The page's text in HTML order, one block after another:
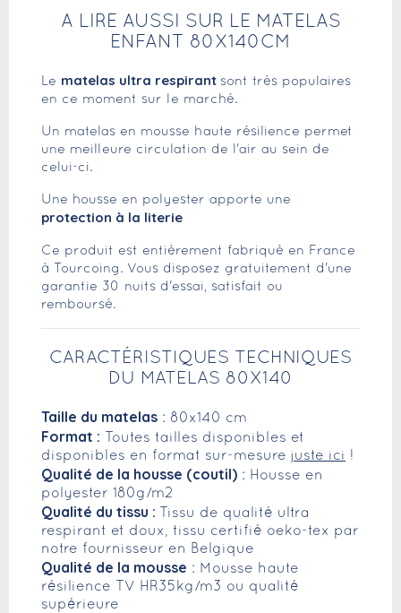
A LIRE AUSSI SUR LE MATELAS
ENFANT 80X140CM
Le matelas ultra respirant sont très populaires
en ce moment sur le marché.
Un matelas en mousse haute résilience permet
une meilleure circulation de l'air au sein de
celui-ci.
Une housse en polyester apporte une
protection à la literie
Ce produit est entièrement fabriqué en France
à Tourcoing. Vous disposez gratuitement d'une
garantie 30 nuits d'essai, satisfait ou
remboursé.
CARACTÉRISTIQUES TECHNIQUES
DU MATELAS 80X140
Taille du matelas : 80x140 cm
Format : Toutes tailles disponibles et
disponibles en format sur-mesure juste ici !
Qualité de la housse (coutil) : Housse en
polyester 180g/m2
Qualité du tissu :
Tissu de qualité ultra
respirant et doux, tissu certifié oeko-tex par
notre fournisseur en Belgique
Qualité de la mousse : Mousse haute
résilience TV HR35kg/m3 ou qualité
supérieure